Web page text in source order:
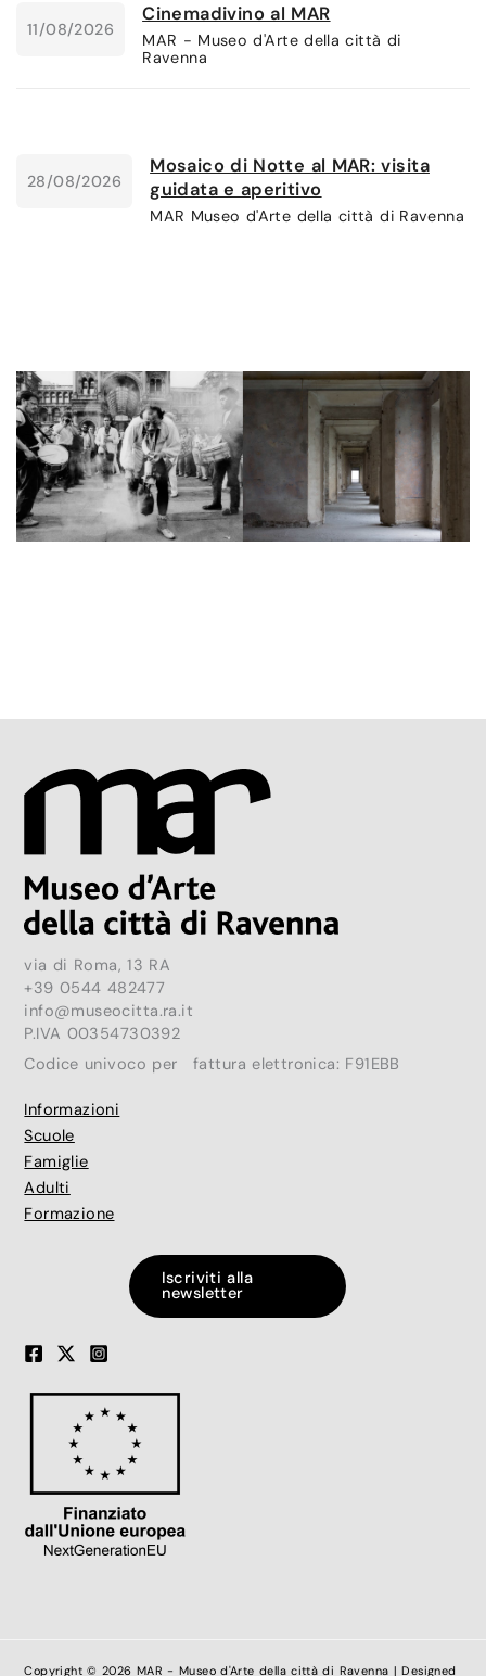
11/08/2026
Cinemadivino al MAR
MAR - Museo d'Arte della città di
Ravenna
28/08/2026
Mosaico di Notte al MAR: visita
guidata e aperitivo
MAR Museo d'Arte della città di Ravenna
via di Roma, 13 RA
+39 0544 482477
info@museocitta.ra.it
P.IVA 00354730392
Codice univoco per fattura elettronica: F91EBB
Informazioni
Scuole
Famiglie
Adulti
Formazione
Iscriviti alla
newsletter
Copyright © 2026 MAR - Museo d'Arte della città di Ravenna | Designed